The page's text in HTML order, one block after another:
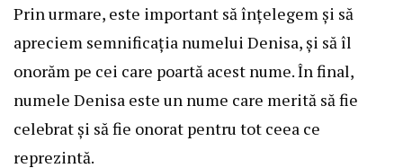
Prin urmare, este important să înțelegem și să
apreciem semnificația numelui Denisa, și să îl
onorăm pe cei care poartă acest nume. În final,
numele Denisa este un nume care merită să fie
celebrat și să fie onorat pentru tot ceea ce
reprezintă.